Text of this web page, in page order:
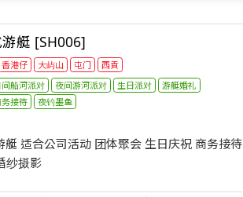
艇 [SH006]
香港仔 大屿山 屯门
西貢
间船河派对 夜间游河派对 生日派对
游艇婚礼
务接待
夜钓墨鱼
艇 适合公司活动 团体聚会 生日庆祝 商务接待
纱摄影